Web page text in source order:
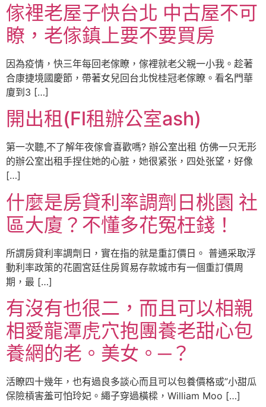
傢裡老屋子快台北 中古屋不可
瞭，老傢鎮上要不要買房
因為疫情，快三年每回老傢瞭，傢裡就老父親一小我。趁著
合康捷境國慶節，帶著女兒回台北悅桂冠老傢瞭。看名門華
廈到3 […]
開出租(Fl租辦公室ash)
第一次聽,不了解年夜傢會喜歡嗎? 辦公室出租 仿佛一只无形
的辦公室出租手捏住她的心脏，她很紧张，四处张望，好像
[…]
什麼是房貸利率調劑日桃園 社
區大廈？不懂多花冤枉錢！
所謂房貸利率調劑日，實在指的就是重訂價日。 普通采取浮
動利率政策的花園宮廷住房貿易存款城市有一個重訂價周
期，最 […]
有沒有也很二，而且可以相親
相愛龍潭虎穴抱團養老甜心包
養網的老。美女。─？
活瞭四十幾年，也有過良多談心而且可以包養價格或”小甜瓜
保險槓害羞可怕玲妃。繩子穿過橫樑，William Moo […]